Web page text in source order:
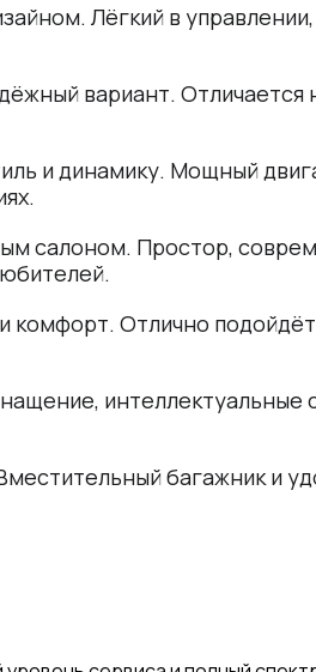
Лёгкий в
вариант.
и динамику. Мощный
салоном. Простор,
комфорт. Отлично
интеллектуальные
багажник и